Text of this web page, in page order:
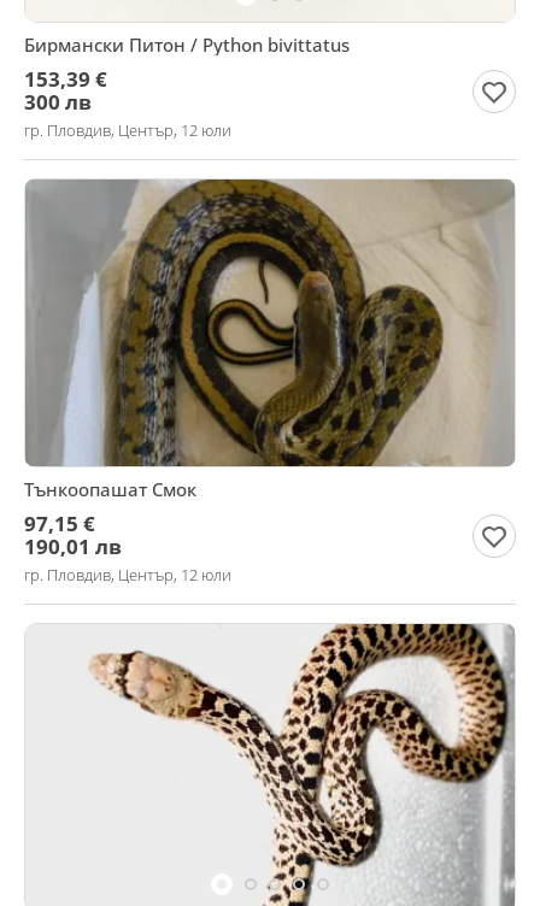
Бирмански Питон / Python bivittatus
153,39 €
300 лв
гр. Пловдив, Център, 12 юли
Тънкоопашат Смок
97,15 €
190,01 лв
гр. Пловдив, Център, 12 юли